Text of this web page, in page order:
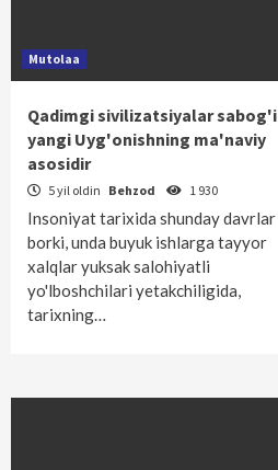
Mutolaa
Qadimgi sivilizatsiyalar sabog'i
yangi Uyg'onishning ma'naviy
asosidir
5 yil oldin Behzod 1 930
Insoniyat tarixida shunday davrlar
borki, unda buyuk ishlarga tayyor
xalqlar yuksak salohiyatli
yo'lboshchilari yetakchiligida,
tarixning…